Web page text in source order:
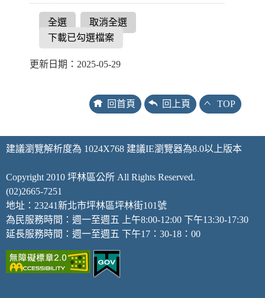
全選
取消全選
下載已勾選檔案
更新日期：2025-05-29
回首頁 回上頁 TOP
建議瀏覽解析度為 1024X768 建議IE瀏覽器為8.0以上版本
Copyright 2010 坪林區公所 All Rights Reserved.
(02)2665-7251
地址：23241新北市坪林區坪林街101號
為民服務時間：週一至週五 上午8:00-12:00 下午13:30-17:30
延長服務時間：週一至週五 下午17：30-18：00